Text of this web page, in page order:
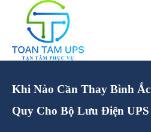
Khi Nào Cần Thay Bình Ắc
Quy Cho Bộ Lưu Điện UPS